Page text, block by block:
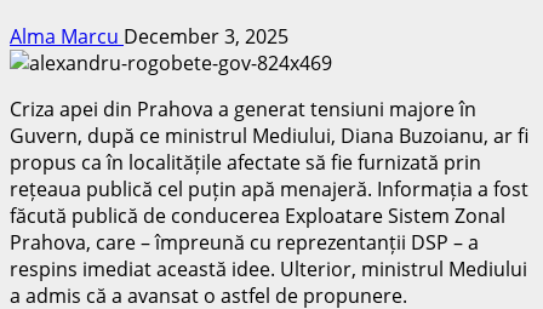
Alma Marcu December 3, 2025
Criza apei din Prahova a generat tensiuni majore în
Guvern, după ce ministrul Mediului, Diana Buzoianu, ar fi
propus ca în localitățile afectate să fie furnizată prin
rețeaua publică cel puțin apă menajeră. Informația a fost
făcută publică de conducerea Exploatare Sistem Zonal
Prahova, care – împreună cu reprezentanții DSP – a
respins imediat această idee. Ulterior, ministrul Mediului
a admis că a avansat o astfel de propunere.